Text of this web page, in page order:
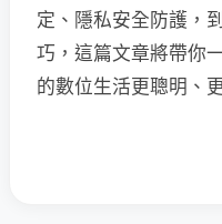
定、隱私安全防護，
巧，這篇文章將帶你
的數位生活更聰明、